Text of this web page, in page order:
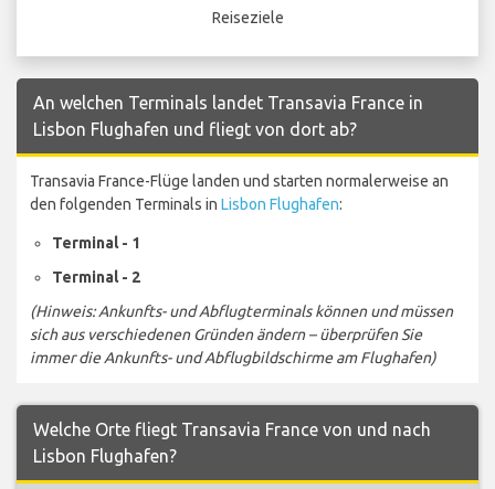
Reiseziele
An welchen Terminals landet Transavia France in
Lisbon Flughafen und fliegt von dort ab?
Transavia France-Flüge landen und starten normalerweise an
den folgenden Terminals in Lisbon Flughafen:
Terminal - 1
Terminal - 2
(Hinweis: Ankunfts- und Abflugterminals können und müssen
sich aus verschiedenen Gründen ändern – überprüfen Sie
immer die Ankunfts- und Abflugbildschirme am Flughafen)
Welche Orte fliegt Transavia France von und nach
Lisbon Flughafen?